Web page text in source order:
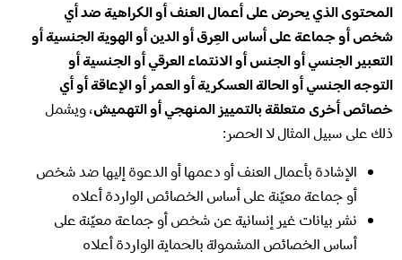
المحتوى الذي يحرض على أعمال العنف أو الكراهية ضد أي
شخص أو جماعة على أساس العِرق أو الدين أو الهوية الجنسية أو
التعبير الجنسي أو الجنس أو الانتماء العرقي أو الجنسية أو
التوجه الجنسي أو الحالة العسكرية أو العمر أو الإعاقة أو أي
خصائص أخرى متعلقة بالتمييز المنهجي أو التهميش، ويشمل
ذلك على سبيل المثال لا الحصر:
الإشادة بأعمال العنف أو دعمها أو الدعوة إليها ضد شخص
أو جماعة معيّنة على أساس الخصائص الواردة أعلاه
نشر بيانات غير إنسانية عن شخص أو جماعة معيّنة على
أساس الخصائص المشمولة بالحماية الواردة أعلاه